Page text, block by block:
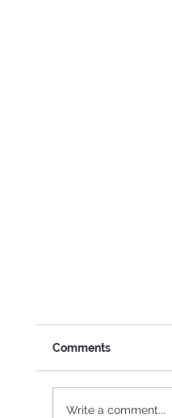
Comments
Write a comment...